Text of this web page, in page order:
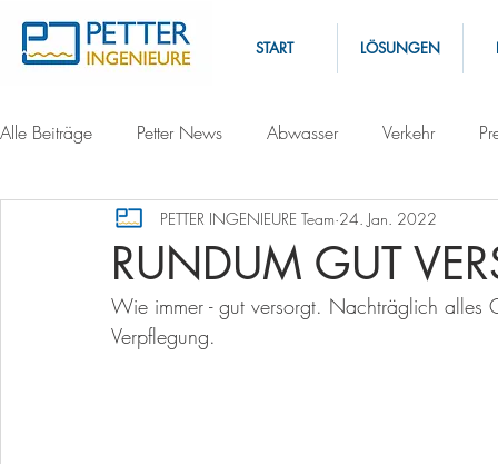
START LÖSUNGEN
Alle Beiträge Petter News Abwasser Verkehr
RUNDUM GUT
PETTER INGENIEURE Team 24. Jan. 2022
Wie immer - gut versorgt. Nachträglich alles
Verpflegung.